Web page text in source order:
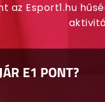
az Esport1.hu
E1 PONT?